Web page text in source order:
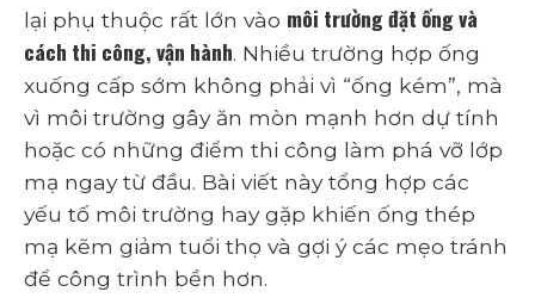
lại phụ thuộc rất lớn vào môi trường đặt ống và
cách thi công, vận hành. Nhiều trường hợp ống
xuống cấp sớm không phải vì “ống kém”, mà
vì môi trường gây ăn mòn mạnh hơn dự tính
hoặc có những điểm thi công làm phá vỡ lớp
mạ ngay từ đầu. Bài viết này tổng hợp các
yếu tố môi trường hay gặp khiến ống thép
mạ kẽm giảm tuổi thọ và gợi ý các mẹo tránh
để công trình bền hơn.